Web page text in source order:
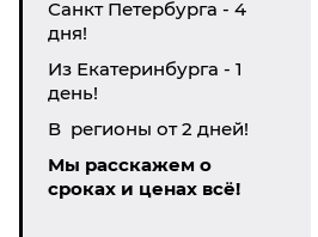
Санкт Петербурга - 4
дня!
Из Екатеринбурга - 1
день!
В регионы от 2 дней!
Мы расскажем о
сроках и ценах всё!